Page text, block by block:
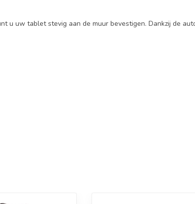
u uw tablet stevig aan de muur bevestigen. Dankzij de